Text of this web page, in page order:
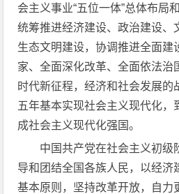
会主义事业“五位一体”总体布局
统筹推进经济建设、政治建设、
生态文明建设，协调推进全面建
家、全面深化改革、全面依法治
时代新征程，经济和社会发展的
五年基本实现社会主义现代化，
成社会主义现代化强国。
中国共产党在社会主义初级
导和团结全国各族人民，以经济
基本原则，坚持改革开放，自力